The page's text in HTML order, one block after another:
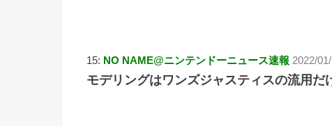
15: NO NAME@ニンテンドーニュース速報 2022/
モデリングはワンズジャスティスの流用